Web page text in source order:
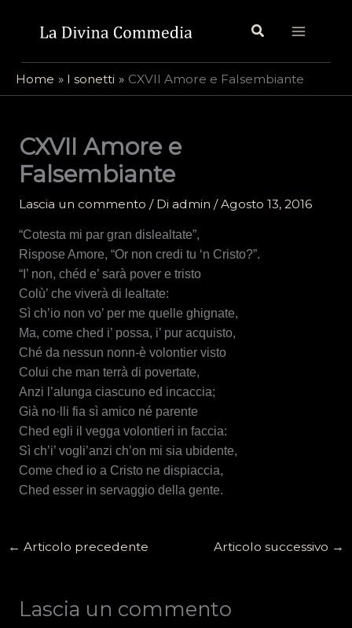
Cerca
Home I sonetti CXVII Amore e Falsembiante
CXVII Amore e
Falsembiante
Lascia un commento / Di admin /Agosto 13, 2016
“Cotesta mi par gran dislealtate”,
Rispose Amore, “Or non credi tu ‘n Cristo?”.
“I’ non, chéd e’ sarà pover e tristo
Colù’ che viverà di lealtate:
Sì ch’io non vo’ per me quelle ghignate,
Ma, come ched i’ possa, i’ pur acquisto,
Ché da nessun nonn-è volontier visto
Colui che man terrà di povertate,
Anzi l’alunga ciascuno ed incaccia;
Già no·lli fia sì amico né parente
Ched egli il vegga volontieri in faccia:
Sì ch’i’ vogli’anzi ch’on mi sia ubidente,
Come ched io a Cristo ne dispiaccia,
Ched esser in servaggio della gente.
← Articolo precedente Articolo successivo →
Lascia un commento